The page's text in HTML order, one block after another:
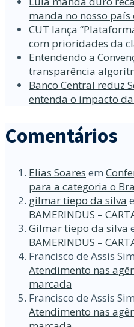
manda no nosso
CUT lança
com prioridades da
Entendendo a
transparência
Banco Central reduz
entenda o impacto
Comentários
Elias Soares em
para a categoria o
gilmar tiepo da silva
BAMERINDUS –
Gilmar tiepo da silva
BAMERINDUS –
Francisco de Assis
Atendimento nas
marcada
Francisco de Assis
Atendimento nas